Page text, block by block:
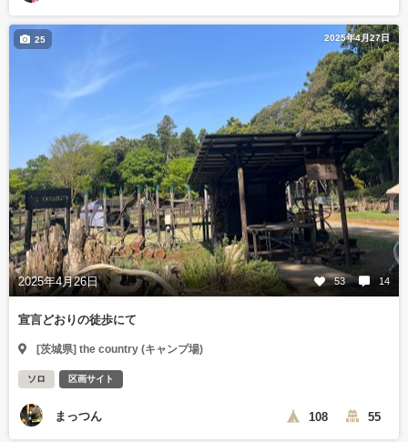
2025年4月27日
2025年4月26日 53 14
25
宣言どおりの徒歩にて
[茨城県] the country (キャンプ場)
ソロ 区画サイト
まっつん 108 55